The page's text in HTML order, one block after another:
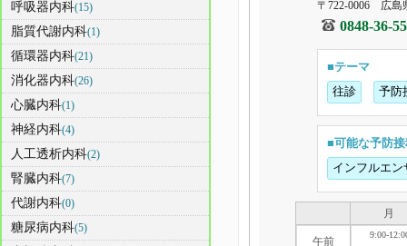
〒722-0006 広島
0848-36-
■テーマ
往診
予防
■可能な予防
インフルエン
月
午前
9:00-
呼吸器内科(15)
脂質代謝内科(1)
循環器内科(21)
消化器内科(26)
心臓内科(1)
神経内科(4)
人工透析内科(2)
腎臓内科(7)
代謝内科(0)
糖尿病内科(5)